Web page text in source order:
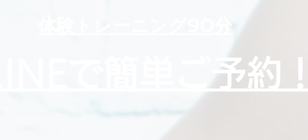
​体験トレーニング90分
​LINEで簡単ご予約！​